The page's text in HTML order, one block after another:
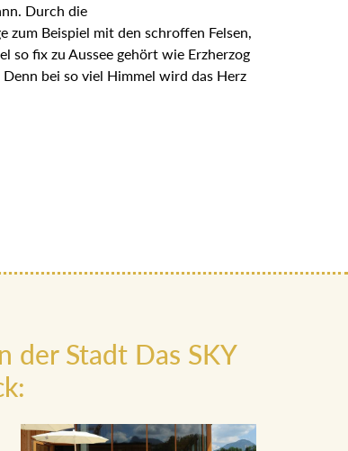
Durch die
zum Beispiel mit den schroffen Felsen,
so fix zu Aussee gehört wie Erzherzog
bei so viel Himmel wird das Herz
der Stadt Das SKY